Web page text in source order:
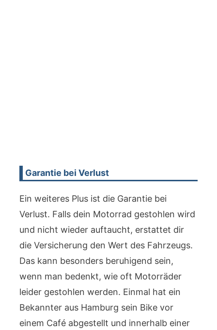
Garantie bei Verlust
Ein weiteres Plus ist die Garantie bei
Verlust. Falls dein Motorrad gestohlen wird
und nicht wieder auftaucht, erstattet dir
die Versicherung den Wert des Fahrzeugs.
Das kann besonders beruhigend sein,
wenn man bedenkt, wie oft Motorräder
leider gestohlen werden. Einmal hat ein
Bekannter aus Hamburg sein Bike vor
einem Café abgestellt und innerhalb einer